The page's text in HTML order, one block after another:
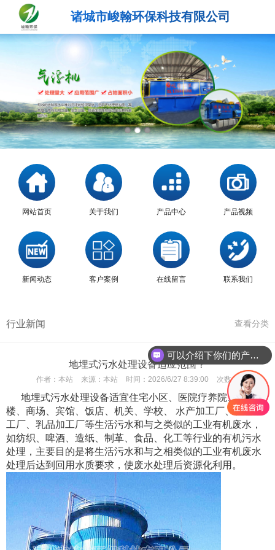
诸城市峻翰环保科技有限公司
网站首页 关于我们 产品中心 产品视频
新闻动态 客户案例 在线留言 联系我们
行业新闻 查看分类
地埋式污水处理设备适应范围？
作者： 本站 来源： 本站 时间： 2026/6/27 8:39:00 次数：
地埋式污水处理设备适宜住宅小区、医院疗养院、办公
楼、商场、宾馆、饭店、机关、学校、 水产加工厂、牲蓄加
工厂、乳品加工厂等生活污水和与之类似的工业有机废水，
如纺织、啤酒、造纸、制革、食品、化工等行业的有机污水
处理，主要目的是将生活污水和与之相类似的工业有机废水
处理后达到回用水质要求，使废水处理后资源化利用。
可以介绍下你们的产品么